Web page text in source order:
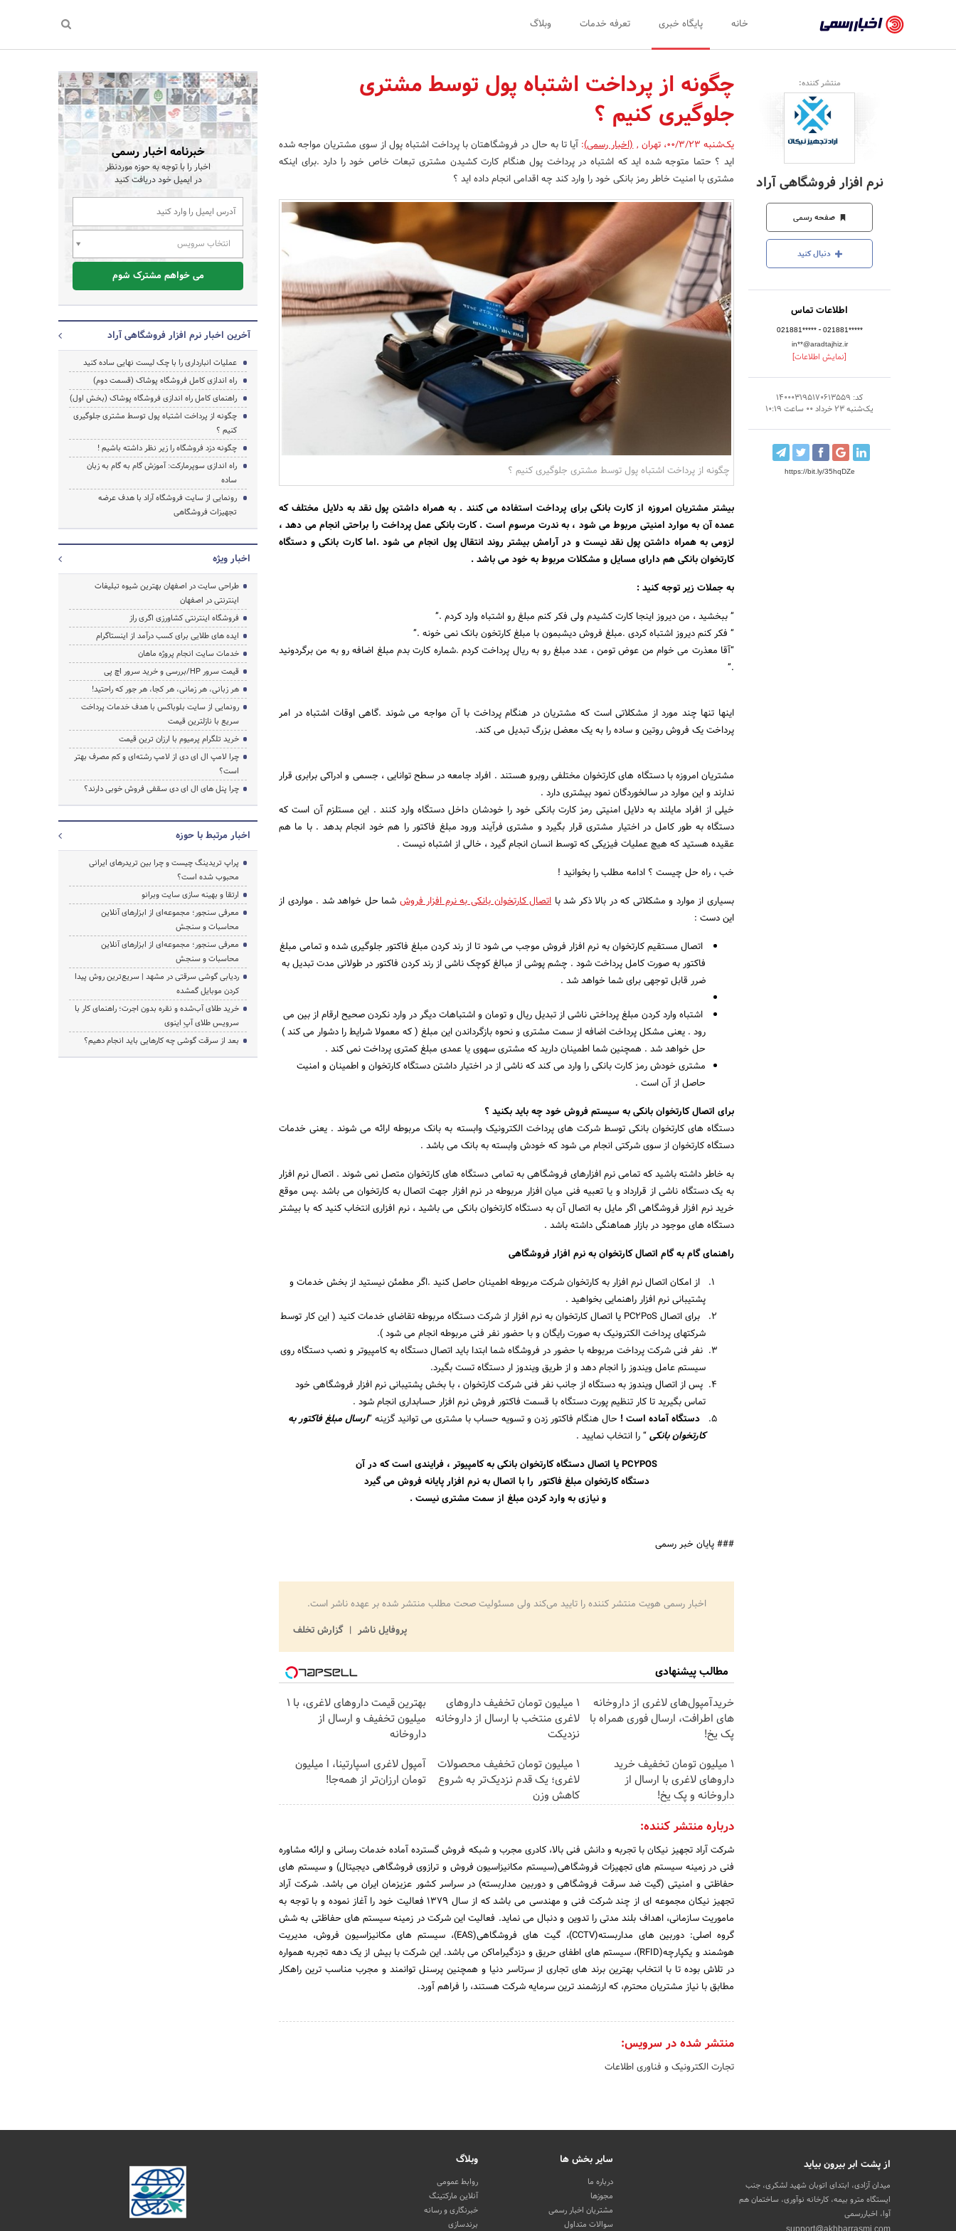
رسمی
-
اخبار
تایید
شده
شرکت‌ها،
سازمان‌ها
و
روابط
عمومی‌ها
خانه پایگاه خبری تعرفه خدمات وبلاگ
جستجو
منتشر کننده:
نرم افزار فروشگاهی آراد
صفحه رسمی
دنبال کنید
اطلاعات تماس
021881***** - 021881*****
in**@aradtajhiz.ir
[نمایش اطلاعات]
کد: 140003195170613559
یک‌شنبه 23 خرداد 00 ساعت 10:19
https://bit.ly/35hqDZe
چگونه از پرداخت اشتباه پول توسط مشتری
جلوگیری کنیم ؟
یک‌شنبه 00/3/23 ،تهران ,(اخبار رسمی): آیا تا به حال در فروشگاهتان با پرداخت اشتباه پول از سوی مشتریان مواجه شده
اید ؟ حتما متوجه شده اید که اشتباه در پرداخت پول هنگام کارت کشیدن مشتری تبعات خاص خود را دارد .برای اینکه
مشتری با امنیت خاطر رمز بانکی خود را وارد کند چه اقدامی انجام داده اید ؟
چگونه از پرداخت اشتباه پول توسط مشتری جلوگیری کنیم ؟
بیشتر مشتریان امروزه از کارت بانکی برای پرداخت استفاده می کنند . به همراه داشتن پول نقد به دلایل مختلف که
عمده آن به موارد امنیتی مربوط می شود ، به ندرت مرسوم است . کارت بانکی عمل پرداخت را براحتی انجام می دهد ،
لزومی به همراه داشتن پول نقد نیست و در آرامش بیشتر روند انتقال پول انجام می شود .اما کارت بانکی و دستگاه
کارتخوان بانکی هم دارای مسایل و مشکلات مربوط به خود می باشد .
به جملات زیر توجه کنید :
” ببخشید ، من دیروز اینجا کارت کشیدم ولی فکر کنم مبلغ رو اشتباه وارد کردم .”
” فکر کنم دیروز اشتباه کردی .مبلغ فروش دیشبمون با مبلغ کارتخون بانک نمی خونه .”
“آقا معذرت می خوام من عوض تومن ، عدد مبلغ رو به ریال پرداخت کردم .شماره کارت بدم مبلغ اضافه رو به من برگردونید
.”
اینها تنها چند مورد از مشکلاتی است که مشتریان در هنگام پرداخت با آن مواجه می شوند .گاهی اوقات اشتباه در امر
پرداخت یک فروش روتین و ساده را به یک معضل بزرگ تبدیل می کند.
مشتریان امروزه با دستگاه های کارتخوان مختلفی روبرو هستند . افراد جامعه در سطح توانایی ، جسمی و ادراکی برابری قرار
ندارند و این موارد در سالخوردگان نمود بیشتری دارد .
خیلی از افراد مایلند به دلایل امنیتی رمز کارت بانکی خود را خودشان داخل دستگاه وارد کنند . این مستلزم آن است که
دستگاه به طور کامل در اختیار مشتری قرار بگیرد و مشتری فرآیند ورود مبلغ فاکتور را هم خود انجام بدهد . با ما هم
عقیده هستید که هیچ عملیات فیزیکی که توسط انسان انجام گیرد ، خالی از اشتباه نیست .
خب ، راه حل چیست ؟ ادامه مطلب را بخوانید !
بسیاری از موارد و مشکلاتی که در بالا ذکر شد با اتصال کارتخوان بانکی به نرم افزار فروش شما حل خواهد شد . مواردی از
این دست :
اتصال مستقیم کارتخوان به نرم افزار فروش موجب می شود تا از رند کردن مبلغ فاکتور جلوگیری شده و تمامی مبلغ
فاکتور به صورت کامل پرداخت شود . چشم پوشی از مبالغ کوچک ناشی از رند کردن فاکتور در طولانی مدت تبدیل به
ضرر قابل توجهی برای شما خواهد شد .
اشتباه وارد کردن مبلغ پرداختی ناشی از تبدیل ریال و تومان و اشتباهات دیگر در وارد نکردن صحیح ارقام از بین می
رود . یعنی مشکل پرداخت اضافه از سمت مشتری و نحوه بازگرداندن این مبلغ ( که معمولا شرایط را دشوار می کند )
حل خواهد شد . همچنین شما اطمینان دارید که مشتری سهوی یا عمدی مبلغ کمتری پرداخت نمی کند .
مشتری خودش رمز کارت بانکی را وارد می کند که ناشی از در اختیار داشتن دستگاه کارتخوان و اطمینان و امنیت
حاصل از آن است .
برای اتصال کارتخوان بانکی به سیستم فروش خود چه باید بکنید ؟
دستگاه های کارتخوان بانکی توسط شرکت های پرداخت الکترونیک وابسته به بانک مربوطه ارائه می شوند . یعنی خدمات
دستگاه کارتخوان از سوی شرکتی انجام می شود که خودش وابسته به بانک می باشد .
به خاطر داشته باشید که تمامی نرم افزارهای فروشگاهی به تمامی دستگاه های کارتخوان متصل نمی شوند . اتصال نرم افزار
به یک دستگاه ناشی از قرارداد و یا تعبیه فنی میان افزار مربوطه در نرم افزار جهت اتصال به کارتخوان می باشد .پس موقع
خرید نرم افزار فروشگاهی اگر مایل به اتصال آن به دستگاه کارتخوان بانکی می باشید ، نرم افزاری انتخاب کنید که با بیشتر
دستگاه های موجود در بازار هماهنگی داشته باشد .
راهنمای گام به گام اتصال کارتخوان به نرم افزار فروشگاهی
از امکان اتصال نرم افزار به کارتخوان شرکت مربوطه اطمینان حاصل کنید .اگر مطمئن نیستید از بخش خدمات و
پشتیبانی نرم افزار راهنمایی بخواهید .
برای اتصال PC2PoS یا اتصال کارتخوان به نرم افزار از شرکت دستگاه مربوطه تقاضای خدمات کنید ( این کار توسط
شرکتهای پرداخت الکترونیک به صورت رایگان و با حضور نفر فنی مربوطه انجام می شود ).
نفر فنی شرکت پرداخت مربوطه با حضور در فروشگاه شما ابتدا باید اتصال دستگاه به کامپیوتر و نصب دستگاه روی
سیستم عامل ویندوز را انجام دهد و از طریق ویندوز ار دستگاه تست بگیرد.
پس از اتصال ویندوز به دستگاه از جانب نفر فنی شرکت کارتخوان ، با بخش پشتیبانی نرم افزار فروشگاهی خود
تماس بگیرید تا کار تنظیم پورت دستگاه با قسمت فاکتور فروش نرم افزار حسابداری انجام شود .
دستگاه آماده است ! حال هنگام فاکتور زدن و تسویه حساب با مشتری می توانید گزینه “ارسال مبلغ فاکتور به
کارتخوان بانکی“ را انتخاب نمایید .
PC2POS یا اتصال دستگاه کارتخوان بانکی به کامپیوتر ، فرایندی است که در آن
دستگاه کارتخوان مبلغ فاکتور را با اتصال به نرم افزار پایانه فروش می گیرد
و نیازی به وارد کردن مبلغ از سمت مشتری نیست .
### پایان خبر رسمی
اخبار رسمی هویت منتشر کننده را تایید می‌کند ولی مسئولیت صحت مطلب منتشر شده بر عهده ناشر است.
پروفایل ناشر
گزارش تخلف
مطالب پیشنهادی
خریدآمپول‌های لاغری از داروخانه
های اطرافت، ارسال فوری همراه با
پک یخ!
۱ میلیون تومان تخفیف داروهای
لاغری منتخب با ارسال از داروخانه
نزدیکت
بهترین قیمت داروهای لاغری، با ۱
میلیون تخفیف و ارسال از
داروخانه‌
1 میلیون تومان تخفیف خرید
داروهای لاغری با ارسال از
داروخانه و پک یخ!
۱ میلیون تومان تخفیف محصولات
لاغری؛ یک قدم نزدیک‌تر به شروع
کاهش وزن
آمپول لاغری اسپارتینا، ا میلیون
تومان ارزان‌تر از همه‌جا!
درباره منتشر کننده:
شرکت آراد تجهیز نیکان با تجربه و دانش فنی بالا، کادری مجرب و شبکه فروش گسترده آماده خدمات رسانی و ارائه مشاوره
فنی در زمینه سیستم های تجهیزات فروشگاهی(سیستم مکانیزاسیون فروش و ترازوی فروشگاهی دیجیتال) و سیستم های
حفاظتی و امنیتی (گیت ضد سرقت فروشگاهی و دوربین مداربسته) در سراسر کشور عزیزمان ایران می باشد. شرکت آراد
تجهیز نیکان مجموعه ای از چند شرکت فنی و مهندسی می باشد که از سال 1379 فعالیت خود را آغاز نموده و با توجه به
ماموریت سازمانی، اهداف بلند مدتی را تدوین و دنبال می نماید. فعالیت این شرکت در زمینه سیستم های حفاظتی به شش
گروه اصلی: دوربین های مداربسته(CCTV)، گیت های فروشگاهی(EAS)، سیستم های مکانیزاسیون فروش، مدیریت
هوشمند و یکپارچه(RFID)، سیستم های اطفای حریق و دزدگیراماکن می باشد. این شرکت با بیش از یک دهه تجربه همواره
در تلاش بوده تا با انتخاب بهترین برند های تجاری از سرتاسر دنیا و همچنین پرسنل توانمند و مجرب مناسب ترین راهکار
مطابق با نیاز مشتریان محترم، که ارزشمند ترین سرمایه شرکت هستند، را فراهم آورد.
منتشر شده در سرویس:
تجارت الکترونیک و فناوری اطلاعات
خبرنامه اخبار رسمی
اخبار را با توجه به حوزه موردنظر
در ایمیل خود دریافت کنید
انتخاب سرویس
می خواهم مشترک شوم
آخرین اخبار نرم افزار فروشگاهی آراد
عملیات انبارداری را با چک لیست نهایی ساده کنید
راه اندازی کامل فروشگاه پوشاک (قسمت دوم)
راهنمای کامل راه اندازی فروشگاه پوشاک (بخش اول)
چگونه از پرداخت اشتباه پول توسط مشتری جلوگیری
کنیم ؟
چگونه دزد فروشگاه را زیر نظر داشته باشیم !
راه اندازی سوپرمارکت: آموزش گام به گام به زبان
ساده
رونمایی از سایت فروشگاه آراد با هدف عرضه
تجهیزات فروشگاهی
اخبار ویژه
طراحی سایت در اصفهان بهترین شیوه تبلیغات
اینترنتی در اصفهان
فروشگاه اینترنتی کشاورزی اگری راز
ایده های طلایی برای کسب درآمد از اینستاگرام
خدمات سایت انجام پروژه ماهان
قیمت سرور HP/بررسی و خرید سرور اچ پی
هر زبانی، هر زمانی، هر کجا، هر جور که راحتید!
رونمایی از سایت بلوباکس با هدف خدمات پرداخت
سریع با نازلترین قیمت
خرید تلگرام پرمیوم با ارزان ترین قیمت
چرا لامپ ال ای دی از لامپ رشته‌ای و کم مصرف بهتر
است؟
چرا پنل های ال ای دی سقفی فروش خوبی دارند؟
اخبار مرتبط با حوزه
پراپ تریدینگ چیست و چرا بین تریدرهای ایرانی
محبوب شده است؟
ارتقا و بهینه سازی سایت وبرانو
معرفی سنجور؛ مجموعه‌ای از ابزارهای آنلاین
محاسبات و سنجش
معرفی سنجور؛ مجموعه‌ای از ابزارهای آنلاین
محاسبات و سنجش
ردیابی گوشی سرقتی در مشهد | سریع‌ترین روش پیدا
کردن موبایل گمشده
خرید طلای آب‌شده و نقره بدون اجرت؛ راهنمای کار با
سرویس طلای آپِ اینوی
بعد از سرقت گوشی چه کارهایی باید انجام دهیم؟
از پشت ابر بیرون بیاید
میدان آزادی، ابتدای اتوبان شهید لشکری، جنب
ایستگاه مترو بیمه، کارخانه نوآوری، ساختمان هم
آوا، اخباررسمی
support@akhbarrasmi.com
سایر بخش ها
درباره ما
مجوزها
مشتریان اخبار رسمی
سوالات متداول
وبلاگ
روابط عمومی
آنلاین مارکتینگ
خبرنگاری و رسانه
برندسازی